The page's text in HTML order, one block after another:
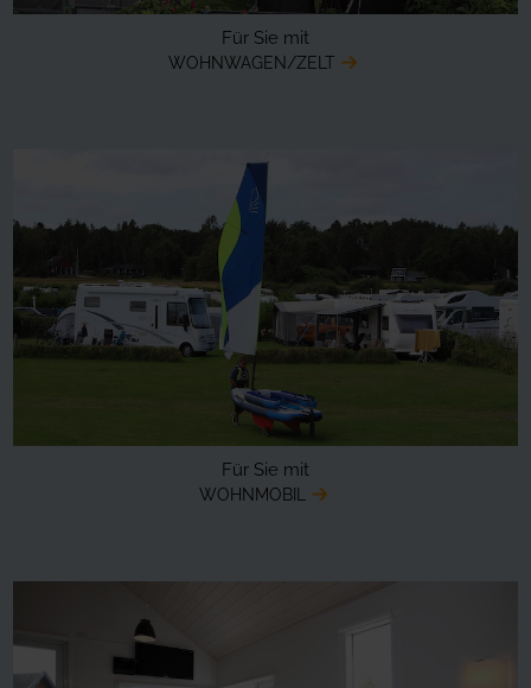
Für Sie mit
WOHNWAGEN/ZELT
Für Sie mit
WOHNMOBIL